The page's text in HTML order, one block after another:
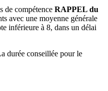
de compétence RAPPEL du
avec une moyenne générale
inférieure à 8, dans un délai
durée conseillée pour le